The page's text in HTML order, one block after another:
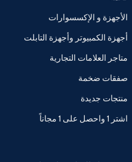
الأجهزة و الإكسسوارات
أجهزة الكمبيوتر وأجهزة التابلت
متاجر العلامات التجارية
صفقات ضخمة
منتجات جديدة
اشتر 1 واحصل على 1 مجاناً